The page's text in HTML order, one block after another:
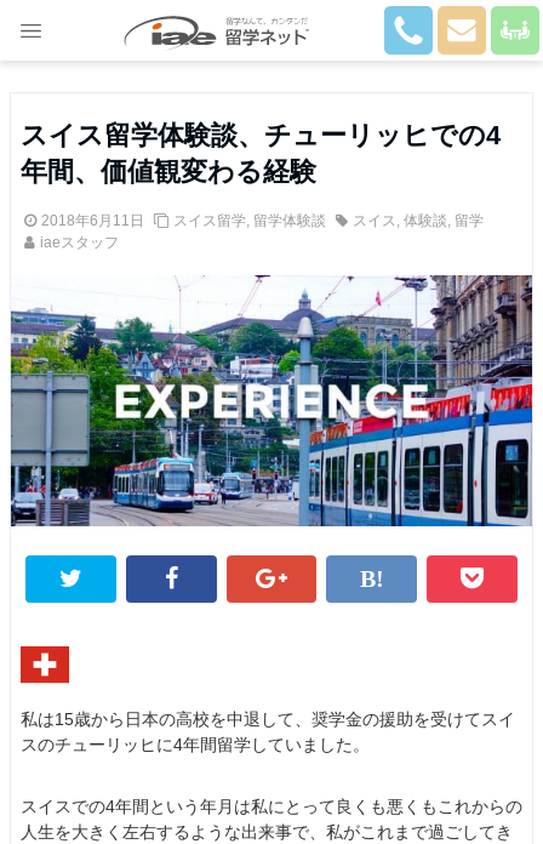
スイス留学体験談、チューリッヒでの4
年間、価値観変わる経験
2018年6月11日 スイス留学, 留学体験談 スイス, 体験談, 留学
iaeスタッフ
私は15歳から日本の高校を中退して、奨学金の援助を受けてスイ
スのチューリッヒに4年間留学していました。
スイスでの4年間という年月は私にとって良くも悪くもこれからの
人生を大きく左右するような出来事で、私がこれまで過ごしてき